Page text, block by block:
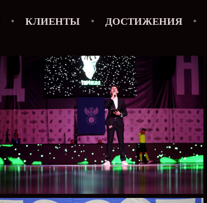
КЛИЕНТЫ ДОСТИЖЕНИЯ